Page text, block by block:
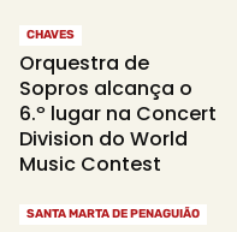
CHAVES
Orquestra de
Sopros alcança o
6.º lugar na Concert
Division do World
Music Contest
SANTA MARTA DE PENAGUIÃO